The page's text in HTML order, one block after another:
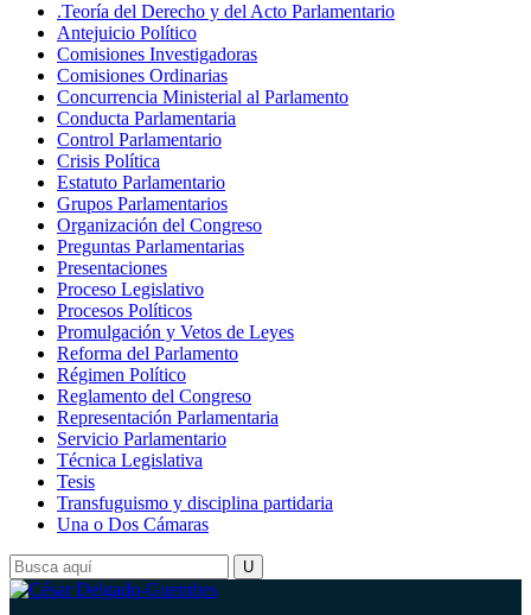
.Teoría del Derecho y del Acto Parlamentario
Antejuicio Político
Comisiones Investigadoras
Comisiones Ordinarias
Concurrencia Ministerial al Parlamento
Conducta Parlamentaria
Control Parlamentario
Crisis Política
Estatuto Parlamentario
Grupos Parlamentarios
Organización del Congreso
Preguntas Parlamentarias
Presentaciones
Proceso Legislativo
Procesos Políticos
Promulgación y Vetos de Leyes
Reforma del Parlamento
Régimen Político
Reglamento del Congreso
Representación Parlamentaria
Servicio Parlamentario
Técnica Legislativa
Tesis
Transfuguismo y disciplina partidaria
Una o Dos Cámaras